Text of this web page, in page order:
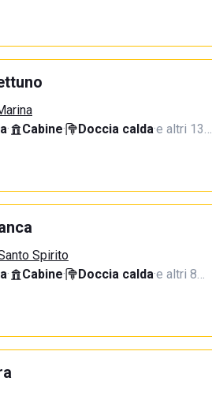
· Cabine· Doccia calda·e altri 13…
Spirito
· Cabine· Doccia calda·e altri 8…